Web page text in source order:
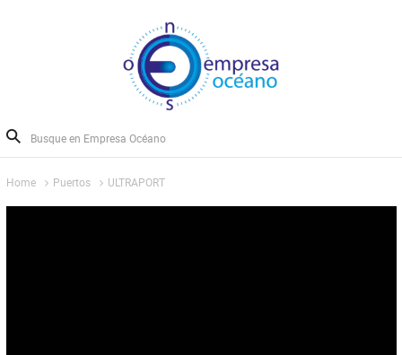
Home Puertos ULTRAPORT